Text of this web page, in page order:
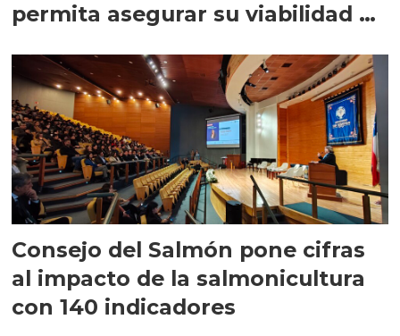
permita asegurar su viabilidad de
Consejo del Salmón pone cifras
al impacto de la salmonicultura
con 140 indicadores